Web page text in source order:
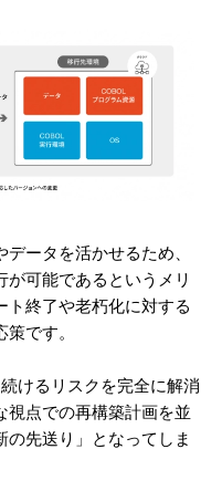
ータを活かせるため、
可能であるというメリ
ト終了や老朽化に対する
です。
けるリスクを完全に解消
視点での再構築計画を並
先送り」となってしま